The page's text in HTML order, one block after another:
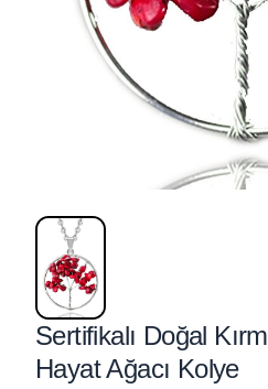
Sertifikalı Doğal
Hayat Ağacı Kolye